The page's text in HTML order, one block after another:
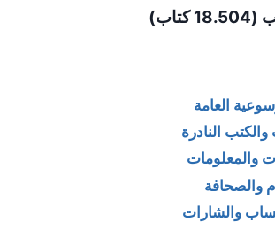
كتاب)
العامة
النادرة
والمعلومات
والصحافة
والشارات